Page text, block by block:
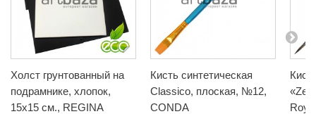
Холст грунтованный на
подрамнике, хлопок,
15x15 см., REGINA
Кисть синтетическая
Classico, плоская, №12,
CONDA